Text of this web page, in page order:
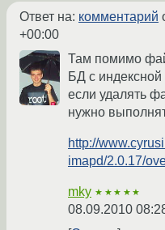
Ответ на: комментарий
+00:00
Там помимо
БД с
если удалять
нужно
http://
imapd/2.0.17/
mky ★★★★★
08.09.2010